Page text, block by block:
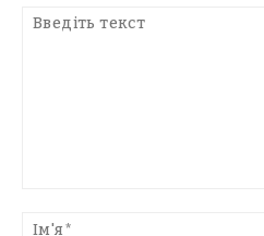
текст